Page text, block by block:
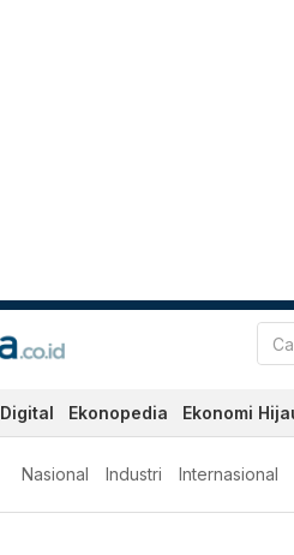
Digital Ekonopedia Ekonomi
Nasional Industri Internasional